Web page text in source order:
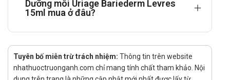
Chỉ định:
ngực của phụ nữ cho con bú
Cách dùng – liều dùng của Dưỡng môi
Uriage Bariederm Levres 15ml
Dưỡng môi Uriage Bariederm Levres
15ml mua ở đâu?
Tuyên bố miễn trừ trách nhiệm: Thông tin trên website
nhathuoctruonganh.com chỉ mang tính chất tham khảo. Nội